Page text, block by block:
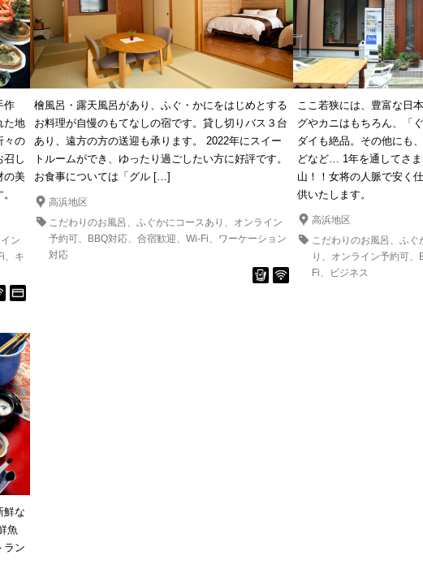
作
た地
々の
召し
の美
ン
キ
檜風呂・露天風呂があり、ふぐ・かにをはじめとする
お料理が自慢のもてなしの宿です。貸し切りバス３台
あり、遠方の方の送迎も承ります。 2022年にスイー
トルームができ、ゆったり過ごしたい方に好評です。
お食事については「グル […]
高浜地区
こだわりのお風呂
ふぐかにコースあり
オンライン
予約可
BBQ対応 合宿歓迎 Wi-Fi
ワーケーション
対応
ここ若狭には、豊富な日
グやカニはもちろん、「
ダイも絶品。その他にも
どなど… 1年を通してさ
山！！女将の人脈で安く
供いたします。
高浜地区
こだわりのお風呂
ふぐ
り
オンライン予約可
Fi
ビジネス
鮮な
魚
ラン